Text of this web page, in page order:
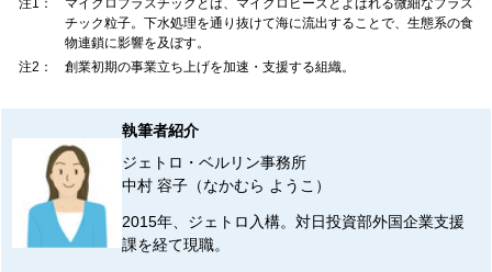
注1：
マイクロプラスチックとは、マイクロビーズとよばれる微細なプラス
チック粒子。下水処理を通り抜けて海に流出することで、生態系の食
物連鎖に影響を及ぼす。
注2：
創業初期の事業立ち上げを加速・支援する組織。
執筆者紹介
ジェトロ・ベルリン事務所
中村 容子（なかむら ようこ）
2015年、ジェトロ入構。対日投資部外国企業支援
課を経て現職。